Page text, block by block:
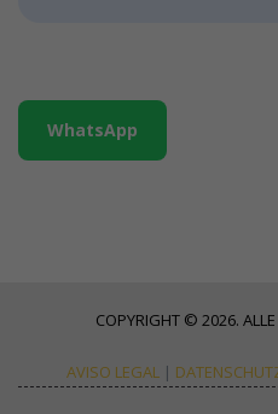
WhatsApp
COPYRIGHT © 2026.
AVISO LEGAL |